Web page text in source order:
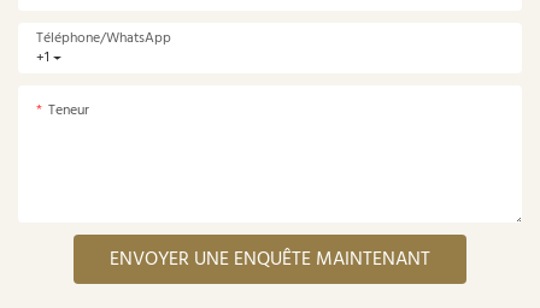
+1
Téléphone/WhatsApp
Teneur
ENVOYER UNE ENQUÊTE MAINTENANT